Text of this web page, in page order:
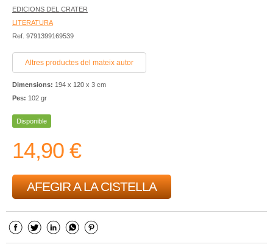
EDICIONS DEL CRATER
LITERATURA
Ref. 9791399169539
Altres productes del mateix autor
Dimensions: 194 x 120 x 3 cm
Pes: 102 gr
Disponible
14,90 €
AFEGIR A LA CISTELLA